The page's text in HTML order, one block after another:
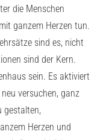
die Menschen
ganzem Herzen tun.
sind es, nicht
sind der Kern.
sein. Es aktiviert
versuchen, ganz
gestalten,
Herzen und